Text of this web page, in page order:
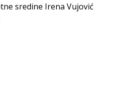
sredine Irena Vujović